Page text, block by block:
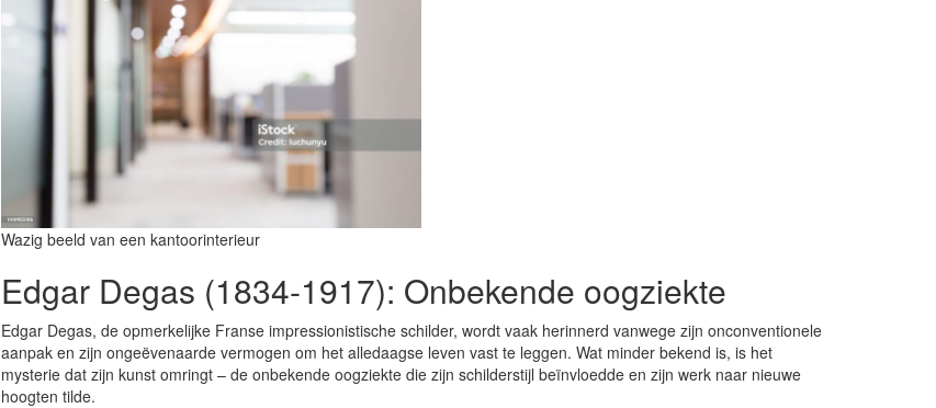
Wazig beeld van een kantoorinterieur
Edgar Degas (1834-1917): Onbekende oogziekte
Edgar Degas, de opmerkelijke Franse impressionistische schilder, wordt vaak herinnerd vanwege zijn onconventionele
aanpak en zijn ongeëvenaarde vermogen om het alledaagse leven vast te leggen. Wat minder bekend is, is het
mysterie dat zijn kunst omringt – de onbekende oogziekte die zijn schilderstijl beïnvloedde en zijn werk naar nieuwe
hoogten tilde.